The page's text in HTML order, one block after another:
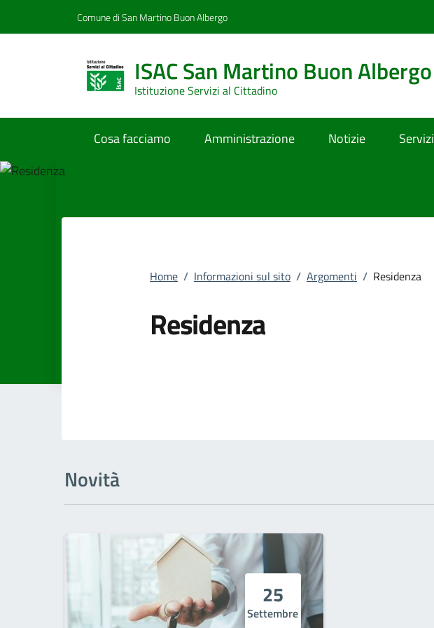
Comune di San Martino Buon Albergo
ISAC San Martino Buon Albergo
Istituzione Servizi al Cittadino
Cosa facciamo Amministrazione Notizie Servizi
Home / Informazioni sul sito / Argomenti / Residenza
Residenza
Novità
25
Settembre